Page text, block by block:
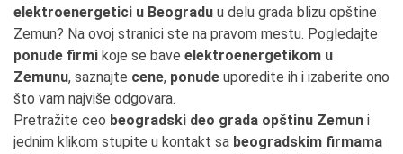
elektroenergetici u Beogradu u delu grada blizu opštine
Zemun? Na ovoj stranici ste na pravom mestu. Pogledajte
ponude firmi koje se bave elektroenergetikom u
Zemunu, saznajte cene, ponude uporedite ih i izaberite ono
što vam najviše odgovara.
Pretražite ceo beogradski deo grada opštinu Zemun i
jednim klikom stupite u kontakt sa beogradskim firmama